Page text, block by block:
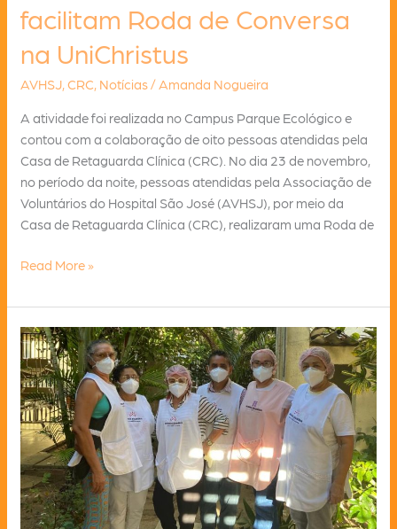
facilitam Roda de Conversa
na UniChristus
AVHSJ,CRC, Notícias/ Amanda Nogueira
A atividade foi realizada no Campus Parque Ecológico e
contou com a colaboração de oito pessoas atendidas pela
Casa de Retaguarda Clínica (CRC). No dia 23 de novembro,
no período da noite, pessoas atendidas pela Associação de
Voluntários do Hospital São José (AVHSJ), por meio da
Casa de Retaguarda Clínica (CRC), realizaram uma Roda de
Pessoas
pela
CRC
facilitam
Roda
de
Conversa
na
UniChristus
Read More »